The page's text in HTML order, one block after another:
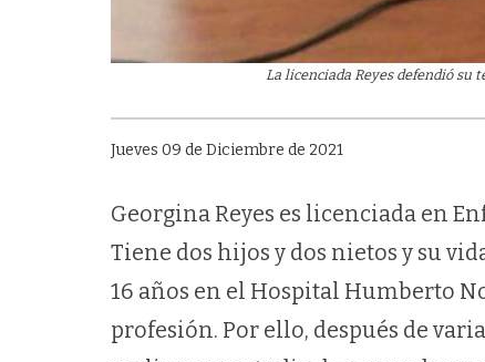
La licenciada Reyes defendió
Jueves 09 de Diciembre de 2021
Georgina Reyes es licenciada en
Tiene dos hijos y dos nietos y su
16 años en el Hospital Humberto
profesión. Por ello, después de